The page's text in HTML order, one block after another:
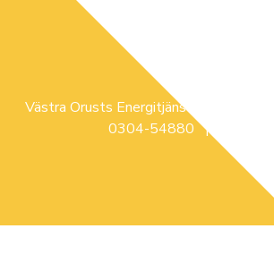
Västra Orusts Energitjänst |
0304-54880 |